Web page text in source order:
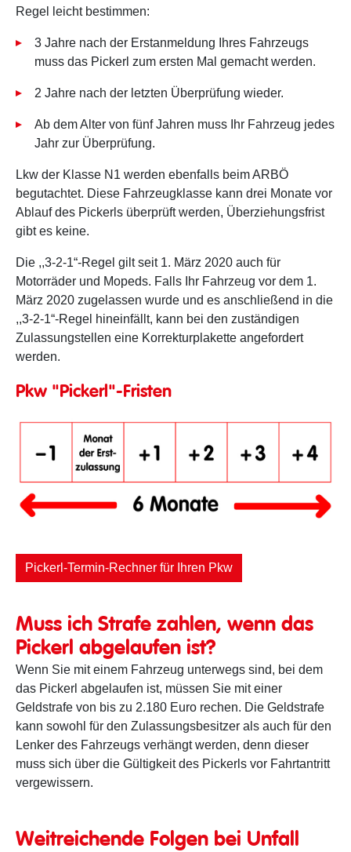
Regel leicht bestimmen:
3 Jahre nach der Erstanmeldung Ihres Fahrzeugs
muss das Pickerl zum ersten Mal gemacht werden.
2 Jahre nach der letzten Überprüfung wieder.
Ab dem Alter von fünf Jahren muss Ihr Fahrzeug jedes
Jahr zur Überprüfung.
Lkw der Klasse N1 werden ebenfalls beim ARBÖ
begutachtet. Diese Fahrzeugklasse kann drei Monate vor
Ablauf des Pickerls überprüft werden, Überziehungsfrist
gibt es keine.
Die ,,3-2-1“-Regel gilt seit 1. März 2020 auch für
Motorräder und Mopeds. Falls Ihr Fahrzeug vor dem 1.
März 2020 zugelassen wurde und es anschließend in die
,,3-2-1“-Regel hineinfällt, kann bei den zuständigen
Zulassungstellen eine Korrekturplakette angefordert
werden.
Pkw "Pickerl"-Fristen
Pickerl-Termin-Rechner für Ihren Pkw
Muss ich Strafe zahlen, wenn das
Pickerl abgelaufen ist?
Wenn Sie mit einem Fahrzeug unterwegs sind, bei dem
das Pickerl abgelaufen ist, müssen Sie mit einer
Geldstrafe von bis zu 2.180 Euro rechen. Die Geldstrafe
kann sowohl für den Zulassungsbesitzer als auch für den
Lenker des Fahrzeugs verhängt werden, denn dieser
muss sich über die Gültigkeit des Pickerls vor Fahrtantritt
vergewissern.
Weitreichende Folgen bei Unfall